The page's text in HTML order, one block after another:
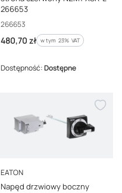
266653
Kod producenta
266653
Cena brutto
480,70 zł w tym %s VAT
w tym 23% VAT
Dostępność:Dostępne
PRODUCENT
EATON
Napęd drzwiowy boczny